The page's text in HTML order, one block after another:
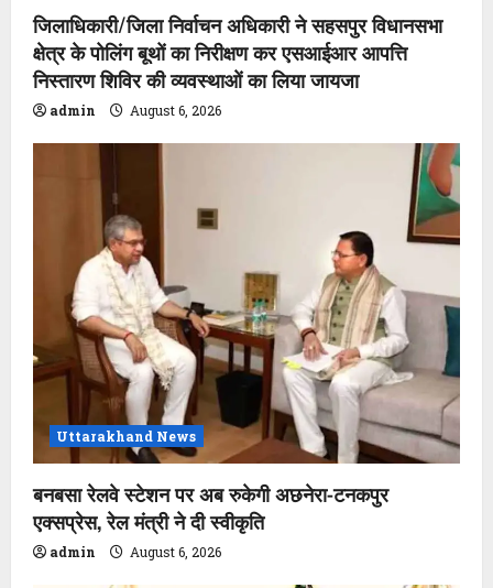
जिलाधिकारी/जिला निर्वाचन अधिकारी ने सहसपुर विधानसभा
क्षेत्र के पोलिंग बूथों का निरीक्षण कर एसआईआर आपत्ति
निस्तारण शिविर की व्यवस्थाओं का लिया जायजा
admin August 6, 2026
Uttarakhand News
बनबसा रेलवे स्टेशन पर अब रुकेगी अछनेरा-टनकपुर
एक्सप्रेस, रेल मंत्री ने दी स्वीकृति
admin August 6, 2026